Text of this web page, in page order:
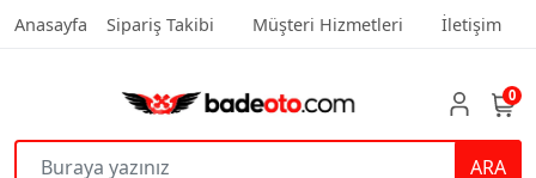
Anasayfa Sipariş Takibi Müşteri Hizmetleri İletişim
ARA
0